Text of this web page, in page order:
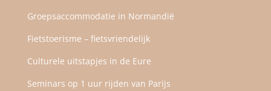
Groepsaccommodatie in Normandië
Fietstoerisme – fietsvriendelijk
Culturele uitstapjes in de Eure
Seminars op 1 uur rijden van Parijs